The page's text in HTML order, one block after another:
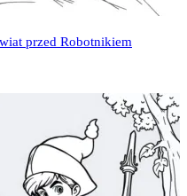
przed Robotnikiem